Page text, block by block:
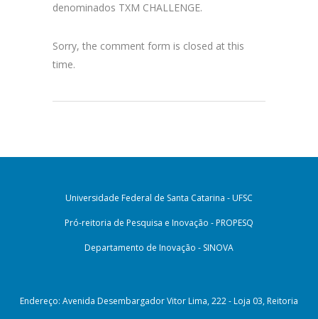
denominados TXM CHALLENGE.
Sorry, the comment form is closed at this
time.
Universidade Federal de Santa Catarina - UFSC
Pró-reitoria de Pesquisa e Inovação - PROPESQ
Departamento de Inovação - SINOVA
Endereço: Avenida Desembargador Vitor Lima, 222 - Loja 03, Reitoria